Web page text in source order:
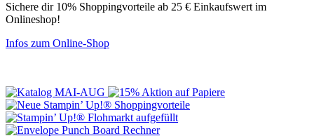
Sichere dir 10% Shoppingvorteile ab 25 € Einkaufswert im
Onlineshop!
Infos zum Online-Shop